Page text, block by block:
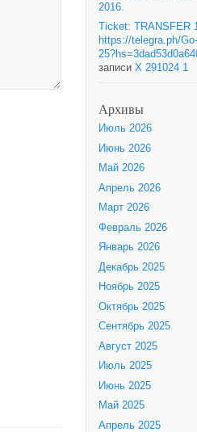
2016.
Ticket: TRANSFER
https://telegra.ph/
записи X 291024 1
Архивы
Июль 2026
Июнь 2026
Май 2026
Апрель 2026
Март 2026
Февраль 2026
Январь 2026
Декабрь 2025
Ноябрь 2025
Октябрь 2025
Сентябрь 2025
Август 2025
Июль 2025
Июнь 2025
Май 2025
Апрель 2025